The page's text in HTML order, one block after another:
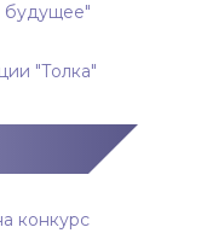
будущее"
"Толка"
конкурс